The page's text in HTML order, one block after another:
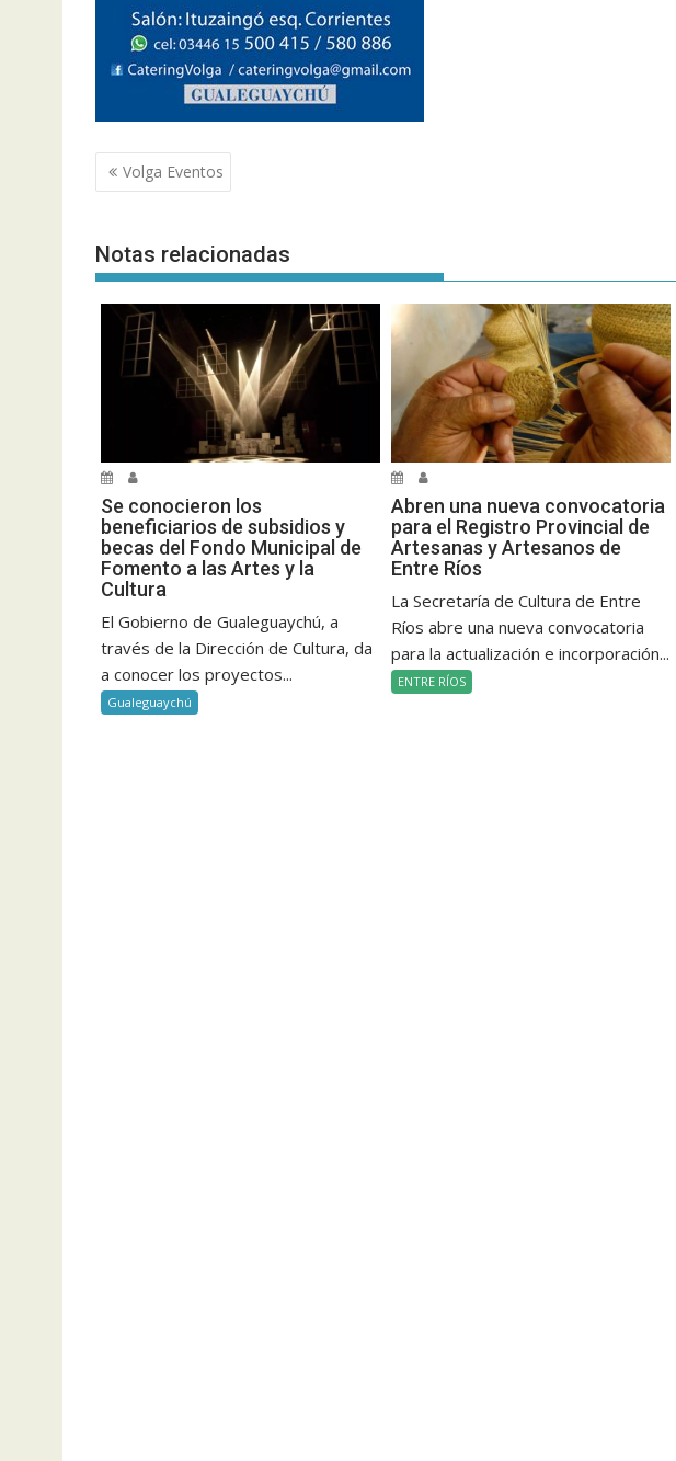
Navegación
de
Volga Eventos
Notas relacionadas
Se conocieron los
beneficiarios de subsidios y
becas del Fondo Municipal de
Fomento a las Artes y la
Cultura
El Gobierno de Gualeguaychú, a
través de la Dirección de Cultura, da
a conocer los proyectos...
Gualeguaychú
Abren una nueva convocatoria
para el Registro Provincial de
Artesanas y Artesanos de
Entre Ríos
La Secretaría de Cultura de Entre
Ríos abre una nueva convocatoria
para la actualización e incorporación...
ENTRE RÍOS